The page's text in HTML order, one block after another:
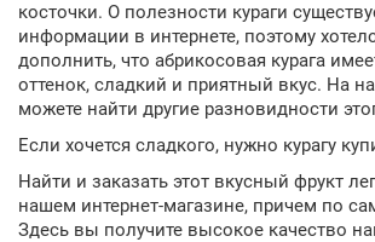
косточки. О полезности кураги
информации в интернете, поэтому
дополнить, что абрикосовая курага
оттенок, сладкий и приятный вкус. На
можете найти другие разновидности
Если хочется сладкого, нужно курагу
Найти и заказать этот вкусный фрукт
нашем интернет-магазине, причем по
Здесь вы получите высокое качество